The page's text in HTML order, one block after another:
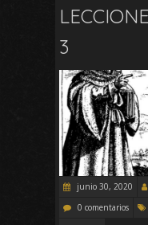
3
junio 30, 2020
0 comentarios